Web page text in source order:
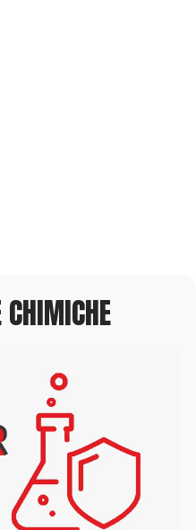
CHIMICHE